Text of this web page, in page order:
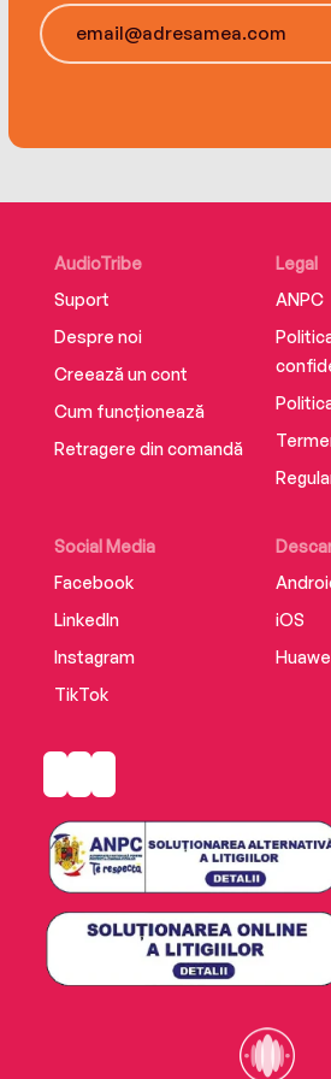
adherence to principle offers
for our own time.
AudioTribe
Suport
Despre noi
Creează un cont
Cum funcționează
Retragere din comandă
Social Media
Facebook
LinkedIn
Instagram
TikTok
iOS
Legal
ANPC